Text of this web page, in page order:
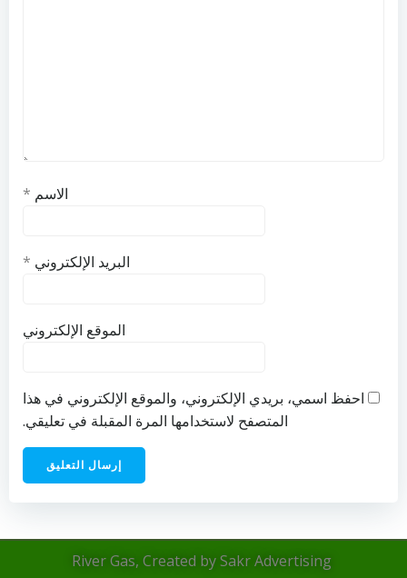
الاسم *
البريد الإلكتروني *
الموقع الإلكتروني
احفظ اسمي، بريدي الإلكتروني، والموقع الإلكتروني في هذا
المتصفح لاستخدامها المرة المقبلة في تعليقي.